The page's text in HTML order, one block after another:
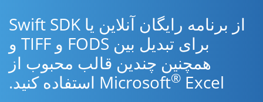
از برنامه رایگان آنلاین یا Swift SDK
برای تبدیل بین FODS و TIFF و
همچنین چندین قالب محبوب از
Microsoft® Excel استفاده کنید.